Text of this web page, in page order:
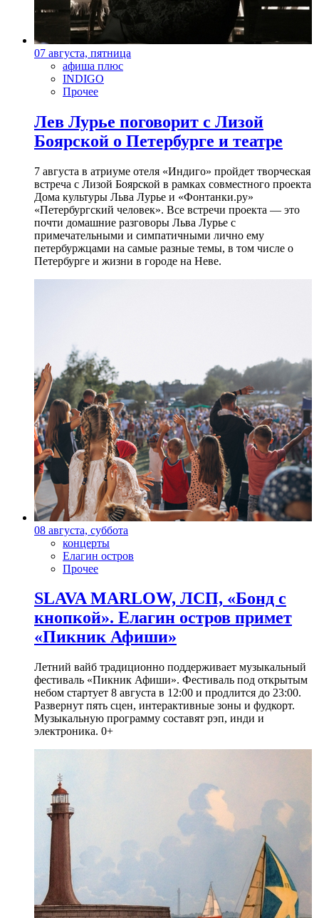
07 августа, пятница
афиша плюс
INDIGO
Прочее
Лев Лурье поговорит с Лизой
Боярской о Петербурге и театре
7 августа в атриуме отеля «Индиго» пройдет творческая
встреча с Лизой Боярской в рамках совместного проекта
Дома культуры Льва Лурье и «Фонтанки.ру»
«Петербургский человек». Все встречи проекта — это
почти домашние разговоры Льва Лурье с
примечательными и симпатичными лично ему
петербуржцами на самые разные темы, в том числе о
Петербурге и жизни в городе на Неве.
08 августа, суббота
концерты
Елагин остров
Прочее
SLAVA MARLOW, ЛСП, «Бонд с
кнопкой». Елагин остров примет
«Пикник Афиши»
Летний вайб традиционно поддерживает музыкальный
фестиваль «Пикник Афиши». Фестиваль под открытым
небом стартует 8 августа в 12:00 и продлится до 23:00.
Развернут пять сцен, интерактивные зоны и фудкорт.
Музыкальную программу составят рэп, инди и
электроника. 0+